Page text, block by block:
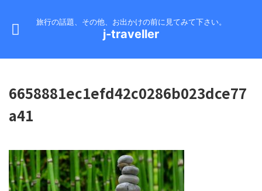
旅行の話題、その他、お出かけの前に見てみて下さい。
j-traveller
6658881ec1efd42c0286b023dce77
a41